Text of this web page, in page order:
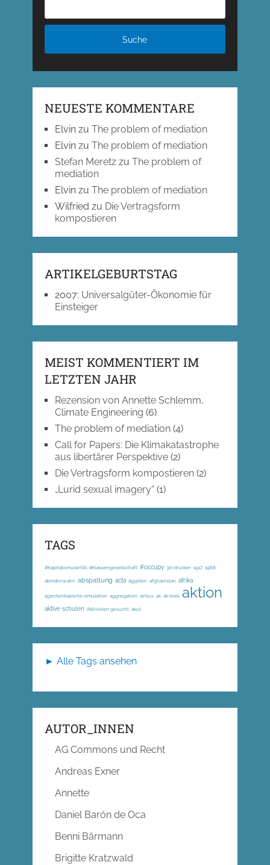
NEUESTE KOMMENTARE
Elvinzu The problem of mediation
Elvinzu The problem of mediation
Stefan Meretzzu The problem of
mediation
Elvinzu The problem of mediation
Wilfried zu Die Vertragsform
kompostieren
ARTIKELGEBURTSTAG
2007: Universalgüter-Ökonomie für
Einsteiger
MEIST KOMMENTIERT IM
LETZTEN JAHR
Rezension von Annette Schlemm,
Climate Engineering (6)
The problem of mediation(4)
Call for Papers: Die Klimakatastrophe
aus libertärer Perspektive(2)
Die Vertragsform kompostieren(2)
„Lurid sexual imagery“ (1)
TAGS
#Kapitalismuskritik; #Klassengesellschaft #occupy 3d-drucker 1917 1968
abmahnwahn abspaltung acta ägypten afghanistan afrika
agentenbasierte simulation aggregation airbus ak ak-loek aktion
aktive schulen Aktivisten gesucht akut
► Alle Tags ansehen
AUTOR_INNEN
AG Commons und Recht
Andreas Exner
Annette
Daniel Barón de Oca
Benni Bärmann
Brigitte Kratzwald